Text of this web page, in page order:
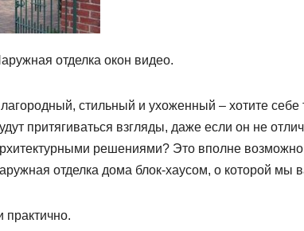
отделка окон видео.
стильный и ухоженный – хотите
притягиваться взгляды, даже если он не
решениями? Это вполне
отделка дома блок-хаусом, о которой мы
практично.